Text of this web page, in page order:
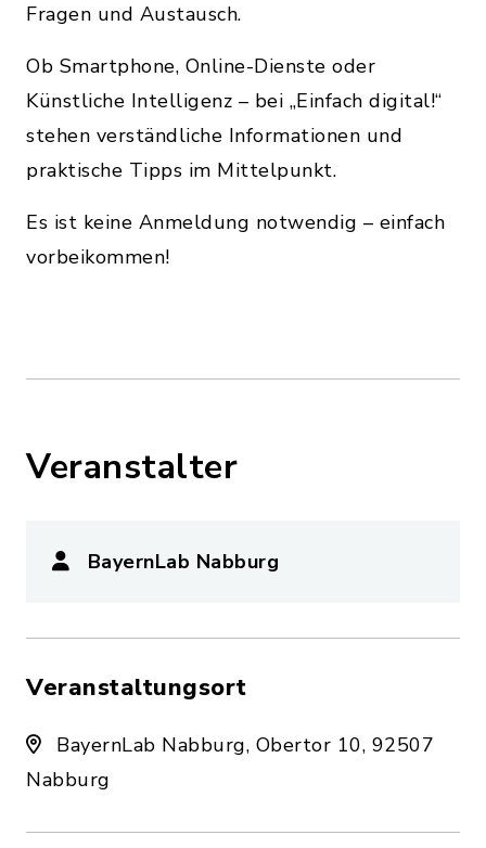
Fragen und Austausch.
Ob Smartphone, Online-Dienste oder
Künstliche Intelligenz – bei „Einfach digital!“
stehen verständliche Informationen und
praktische Tipps im Mittelpunkt.
Es ist keine Anmeldung notwendig – einfach
vorbeikommen!
Veranstalter
BayernLab Nabburg
Veranstaltungsort
BayernLab Nabburg, Obertor 10, 92507
Nabburg